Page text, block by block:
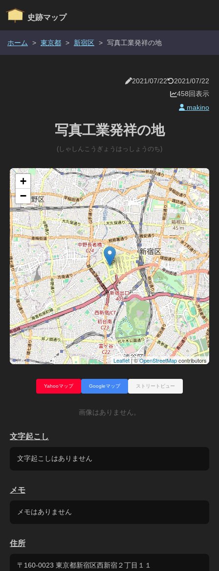
史跡マップ
ホーム > 東京都 > 新宿区 > 写真工業発祥の地
2021/07/22
2021/07/22
458回表示
makino
写真工業発祥の地
(しゃしんこうぎょうはっしょうのち)
+
−
Leaflet| ©OpenStreetMapcontributors
Yahooマップ Googleマップ ストリートビュー
画像はありません。
文字起こし
文字起こしはありません
メモ
メモはありません
住所
〒160-0023 東京都新宿区西新宿２丁目１１